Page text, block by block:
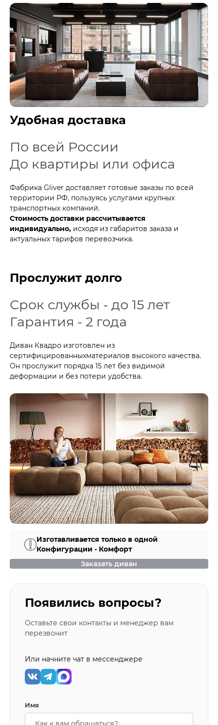
Удобная доставка
По всей России
До квартиры или офиса
Фабрика Gliver доставляет готовые заказы по всей
территории РФ, пользуясь услугами крупных
транспортных компаний.
Стоимость доставки рассчитывается
индивидуально, исходя из габаритов заказа и
актуальных тарифов перевозчика.
Прослужит долго
Срок службы - до 15 лет
Гарантия - 2 года
Диван Квадро изготовлен из
сертифицированныхматериалов высокого качества.
Он прослужит порядка 15 лет без видимой
деформации и без потери удобства.
Изготавливается только в одной
Конфигурации - Комфорт
Заказать диван
Появились вопросы?
Оставьте свои контакты и менеджер вам
перезвонит
Или начните чат в мессенджере
Имя